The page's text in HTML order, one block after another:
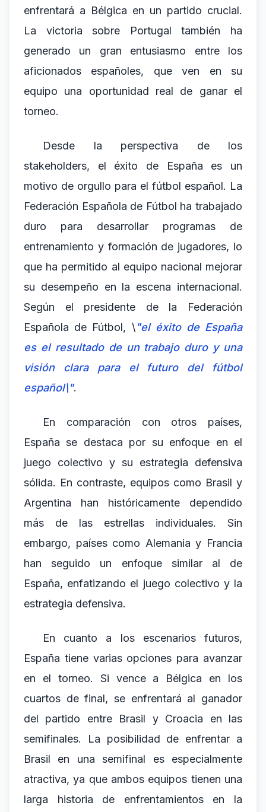
enfrentará a Bélgica en un partido crucial.
La victoria sobre Portugal también ha
generado un gran entusiasmo entre los
aficionados españoles, que ven en su
equipo una oportunidad real de ganar el
torneo.
Desde la perspectiva de los
stakeholders, el éxito de España es un
motivo de orgullo para el fútbol español. La
Federación Española de Fútbol ha trabajado
duro para desarrollar programas de
entrenamiento y formación de jugadores, lo
que ha permitido al equipo nacional mejorar
su desempeño en la escena internacional.
Según el presidente de la Federación
Española de Fútbol, \"el éxito de España
es el resultado de un trabajo duro y una
visión clara para el futuro del fútbol
español\".
En comparación con otros países,
España se destaca por su enfoque en el
juego colectivo y su estrategia defensiva
sólida. En contraste, equipos como Brasil y
Argentina han históricamente dependido
más de las estrellas individuales. Sin
embargo, países como Alemania y Francia
han seguido un enfoque similar al de
España, enfatizando el juego colectivo y la
estrategia defensiva.
En cuanto a los escenarios futuros,
España tiene varias opciones para avanzar
en el torneo. Si vence a Bélgica en los
cuartos de final, se enfrentará al ganador
del partido entre Brasil y Croacia en las
semifinales. La posibilidad de enfrentar a
Brasil en una semifinal es especialmente
atractiva, ya que ambos equipos tienen una
larga historia de enfrentamientos en la